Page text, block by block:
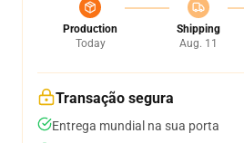
Production
Today
Shipping
Aug. 11
Transação segura
Entrega mundial na sua porta